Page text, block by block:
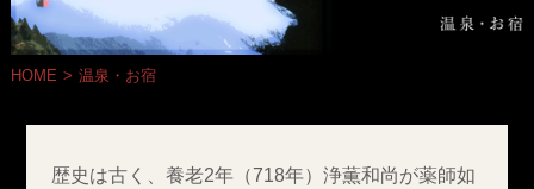
n
HOME > 温泉・お宿
歴史は古く、養老2年（718年）浄薫和尚が薬師如